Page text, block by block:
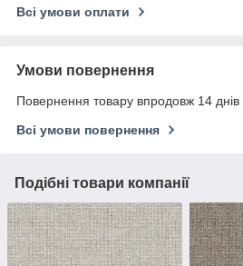
Всі умови оплати
Умови повернення
Повернення товару впродовж 14 днів
Всі умови повернення
Подібні товари компанії